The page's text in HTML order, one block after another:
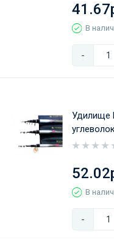
В
-
Удилище
В
-